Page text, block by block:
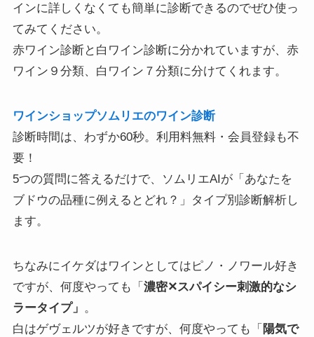
インに詳しくなくても簡単に診断できるのでぜひ使っ
てみてください。
赤ワイン診断と白ワイン診断に分かれていますが、赤
ワイン９分類、白ワイン７分類に分けてくれます。
ワインショップソムリエのワイン診断
診断時間は、わずか60秒。利用料無料・会員登録も不
要！
5つの質問に答えるだけで、ソムリエAIが「あなたを
ブドウの品種に例えるとどれ？」タイプ別診断解析し
ます。
ちなみにイケダはワインとしてはピノ・ノワール好き
ですが、何度やっても「 濃密✕スパイシー刺激的なシ
ラータイプ」 。
白はゲヴェルツが好きですが、何度やっても「 陽気で